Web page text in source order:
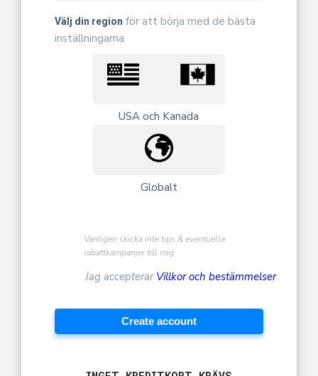
Välj din region för att börja med de bästa
inställningarna
USA och Kanada
Globalt
Vänligen skicka inte tips & eventuella
rabattkampanjer till mig
Jag accepterar Villkor och bestämmelser
Create account